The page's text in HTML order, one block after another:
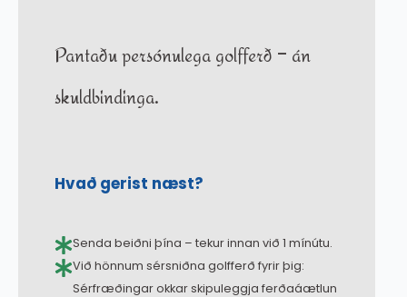
Pantaðu persónulega golfferð – án
skuldbindinga.
Hvað gerist næst?
Senda beiðni þína – tekur innan við 1 mínútu.
Við hönnum sérsniðna golfferð fyrir þig:
Sérfræðingar okkar skipuleggja ferðaáætlun